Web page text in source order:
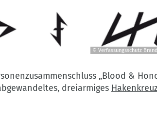
© Verfassungsschutz
„Blood &
dreiarmiges